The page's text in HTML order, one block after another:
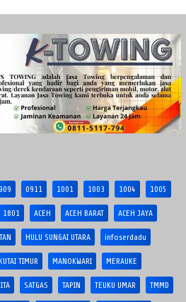
0911 1001 1003 1004 1005
1801 ACEH ACEH BARAT ACEH JAYA
HULU SUNGAI UTARA infoserdadu
TIMUR MANOKWARI MERAUKE
SATGAS TAPIN TEUKU UMAR TMMD